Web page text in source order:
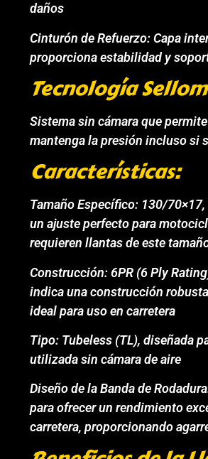
daños
Cinturón de Refuerzo: Capa
proporciona estabilidad y
Tecnología
Sistema sin cámara que
mantenga la presión incluso si
Características:
Tamaño Específico: 130/
un ajuste perfecto para
requieren llantas de este
Construcción: 6PR (6 Ply
indica una construcción
ideal para uso en carretera
Tipo: Tubeless (TL), diseñada
utilizada sin cámara de aire
Diseño de la Banda de
para ofrecer un rendimiento
carretera, proporcionando